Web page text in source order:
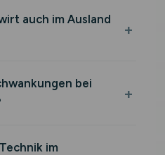
auch im Ausland
bei
im